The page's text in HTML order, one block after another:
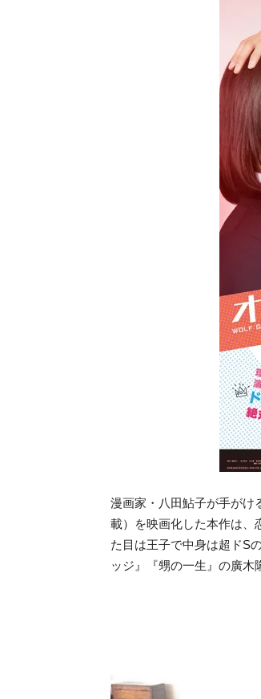
漫画家・八田鮎子が手がけ
載）を映画化した本作は、
た目は王子で中身は超ドS
ッジ』『甥の一生』の廣木